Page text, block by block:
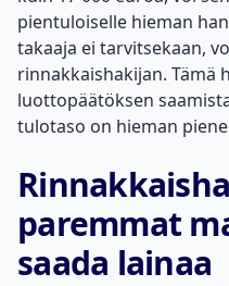
pientuloiselle hieman
takaaja ei tarvitsekaan,
rinnakkaishakijan. Tämä
luottopäätöksen
tulotaso on hieman
paremmat
saada lainaa